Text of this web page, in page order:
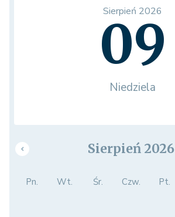
Sierpień 2026
09
Niedziela
Sierpień 2026
Pn. Wt. Śr. Czw. Pt.